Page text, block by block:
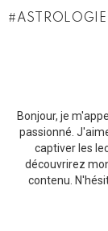
ASTROLOGIE
Bonjour, je
passionné.
captiver les
découvrirez
contenu.